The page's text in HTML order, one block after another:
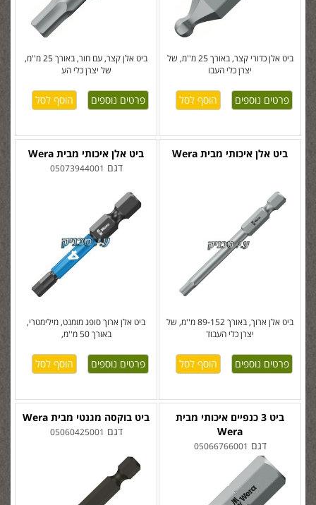
ביט אלן קצר, עם חור, באורך 25 מ''מ,
של יצרן כלי הע
פרטים נוספים
ביט אלן כדורי קצר, באורך 25 מ''מ, של
יצרן כלי העבו
פרטים נוספים
ביט אלן איכותי מבית Wera
דגם 05073944001
ביט אלן ארוך סופג מומנט, מילימטרי,
באורך 50 מ''מ,
פרטים נוספים
ביט אלן איכותי מבית Wera
ביט אלן ארוך, באורך 89-152 מ''מ, של
יצרן כלי העבוד
פרטים נוספים
ביט בוקסה מגנטי מבית Wera
דגם 05060425001
ביט 3 כנפיים איכותי מבית
Wera
דגם 05066766001